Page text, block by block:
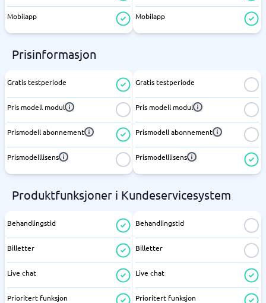
Mobilapp Mobilapp
Prisinformasjon
Gratis testperiode
Pris modell modul
Prismodell abonnement
Prismodelllisens
Gratis testperiode
Pris modell modul
Prismodell abonnement
Prismodelllisens
Produktfunksjoner i Kundeservicesystem
Behandlingstid
Billetter
Live chat
Prioritert funksjon
Behandlingstid
Billetter
Live chat
Prioritert funksjon